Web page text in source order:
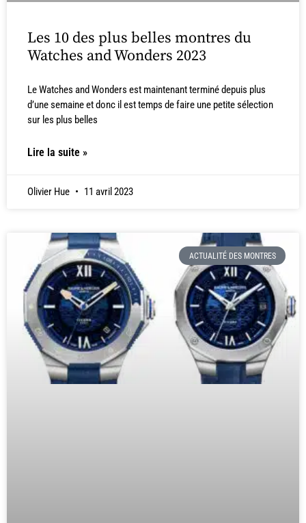
Les 10 des plus belles montres du
Watches and Wonders 2023
Le Watches and Wonders est maintenant terminé depuis plus
d’une semaine et donc il est temps de faire une petite sélection
sur les plus belles
Lire la suite »
Olivier Hue 11 avril 2023
ACTUALITÉ DES MONTRES